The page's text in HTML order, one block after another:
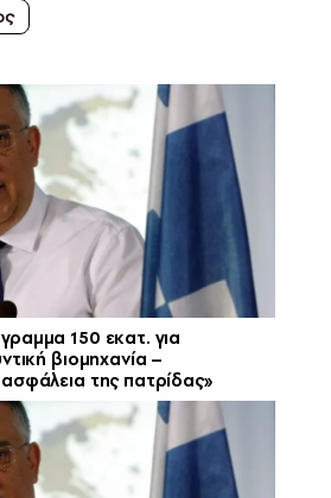
150 εκατ. για
βιομηχανία –
της πατρίδας»